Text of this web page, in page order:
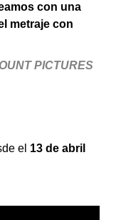
con una
metraje con
PICTURES
el 13 de abril